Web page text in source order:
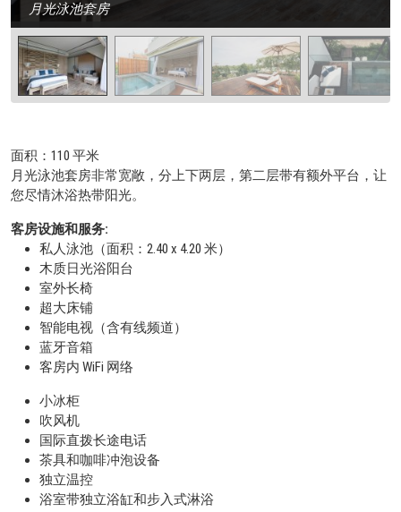
月光泳池套房
面积：110 平米
月光泳池套房非常宽敞，分上下两层，第二层带有额外平台，让
您尽情沐浴热带阳光。
客房设施和服务:
私人泳池（面积：2.40 x 4.20 米）
木质日光浴阳台
室外长椅
超大床铺
智能电视（含有线频道）
蓝牙音箱
客房内 WiFi 网络
小冰柜
吹风机
国际直拨长途电话
茶具和咖啡冲泡设备
独立温控
浴室带独立浴缸和步入式淋浴